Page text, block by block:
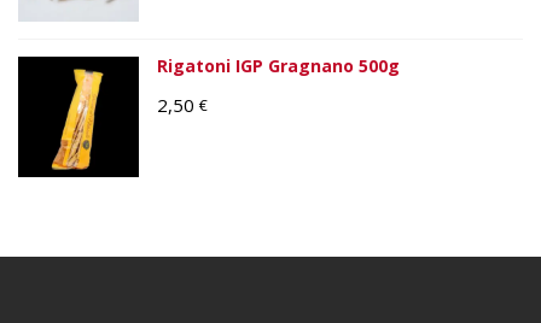
Rigatoni IGP Gragnano 500g
2,50 €